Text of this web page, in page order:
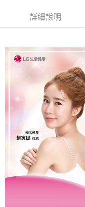
【「AFTEE先享後付」結
３．收到繳費通知簡訊後
ATM／網路銀行／等多元
※ 請注意：結帳手續完成
購買商品的店家。未經商
後付繳納相關費用。
※ 交易是否成功請以「
是否繳費成功／繳費後需取
客戶支援中心」https://
【注意事項】
１．透過由恩沛科技股份
易，需依本服務之必要範
權轉讓予恩沛科技股份有限
２．關於個人資料處理事
https://aftee.tw/terms/
３．未成年的使用者請事
「AFTEE先享後付」，若
每筆NT$85，滿
詳細說明